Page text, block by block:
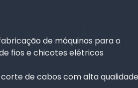
de máquinas para o
fios e chicotes elétricos
de cabos com alta qualidade